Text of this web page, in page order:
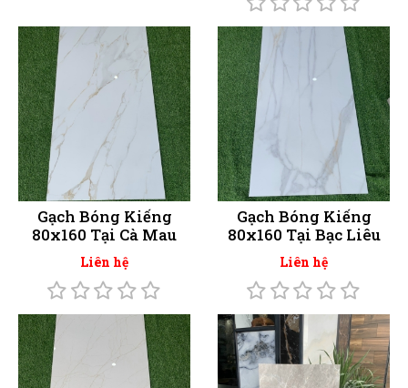
Gạch Bóng Kiếng
80x160 Tại Cà Mau
Liên hệ
Gạch Bóng Kiếng
80x160 Tại Bạc Liêu
Liên hệ